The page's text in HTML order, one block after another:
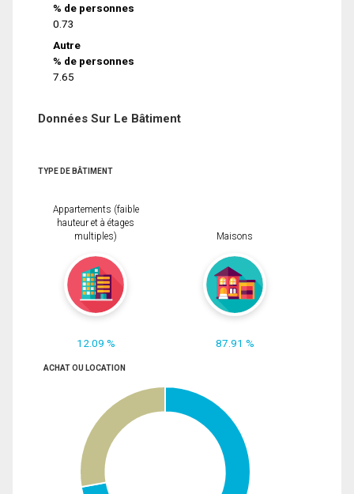
% de personnes
0.73
Autre
% de personnes
7.65
Données Sur Le Bâtiment
TYPE DE BÂTIMENT
Appartements (faible
hauteur et à étages
multiples)
12.09 %
Maisons
87.91 %
ACHAT OU LOCATION